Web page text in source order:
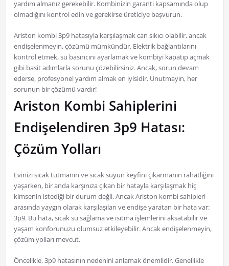
yardım almanız gerekebilir. Kombinizin garanti kapsamında olup
olmadığını kontrol edin ve gerekirse üreticiye başvurun.
Ariston kombi 3p9 hatasıyla karşılaşmak can sıkıcı olabilir, ancak
endişelenmeyin, çözümü mümkündür. Elektrik bağlantılarını
kontrol etmek, su basıncını ayarlamak ve kombiyi kapatıp açmak
gibi basit adımlarla sorunu çözebilirsiniz. Ancak, sorun devam
ederse, profesyonel yardım almak en iyisidir. Unutmayın, her
sorunun bir çözümü vardır!
Ariston Kombi Sahiplerini
Endişelendiren 3p9 Hatası:
Çözüm Yolları
Evinizi sıcak tutmanın ve sıcak suyun keyfini çıkarmanın rahatlığını
yaşarken, bir anda karşınıza çıkan bir hatayla karşılaşmak hiç
kimsenin istediği bir durum değil. Ancak Ariston kombi sahipleri
arasında yaygın olarak karşılaşılan ve endişe yaratan bir hata var:
3p9. Bu hata, sıcak su sağlama ve ısıtma işlemlerini aksatabilir ve
yaşam konforunuzu olumsuz etkileyebilir. Ancak endişelenmeyin,
çözüm yolları mevcut.
Öncelikle, 3p9 hatasının nedenini anlamak önemlidir. Genellikle